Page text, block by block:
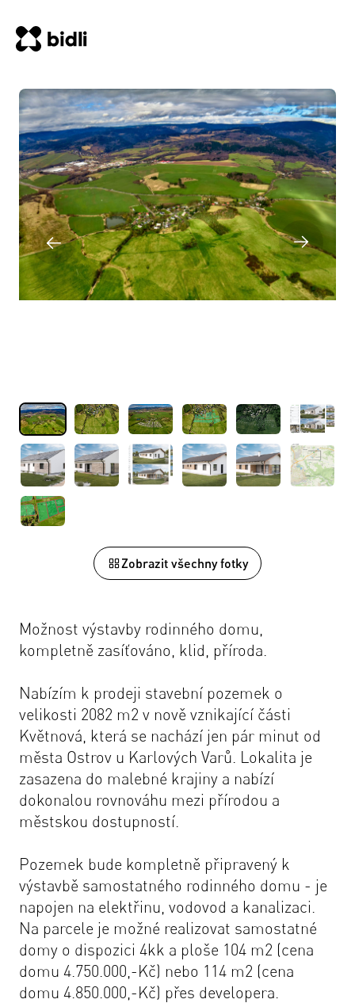
Zobrazit všechny fotky
Možnost výstavby rodinného domu,
kompletně zasíťováno, klid, příroda.
Nabízím k prodeji stavební pozemek o
velikosti 2082 m2 v nově vznikající části
Květnová, která se nachází jen pár minut od
města Ostrov u Karlových Varů. Lokalita je
zasazena do malebné krajiny a nabízí
dokonalou rovnováhu mezi přírodou a
městskou dostupností.
Pozemek bude kompletně připravený k
výstavbě samostatného rodinného domu - je
napojen na elektřinu, vodovod a kanalizaci.
Na parcele je možné realizovat samostatné
domy o dispozici 4kk a ploše 104 m2 (cena
domu 4.750.000,-Kč) nebo 114 m2 (cena
domu 4.850.000,-Kč) přes developera.